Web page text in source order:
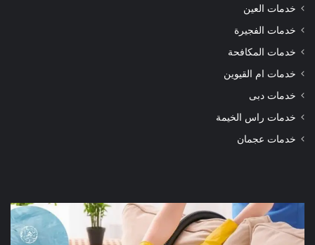
خدمات العين
خدمات الفجيرة
خدمات المكافحة
خدمات ام القيوين
خدمات دبى
خدمات راس الخيمة
خدمات عجمان
شركة
تنظيف
كنب